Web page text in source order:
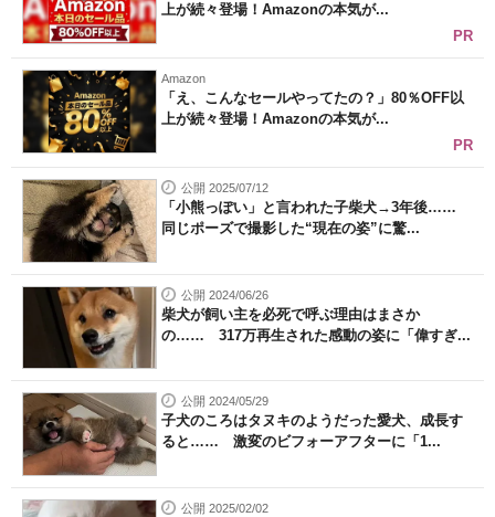
上が続々登場！Amazonの本気が...
PR
Amazon
「え、こんなセールやってたの？」80％OFF以
上が続々登場！Amazonの本気が...
PR
公開 2025/07/12
「小熊っぽい」と言われた子柴犬→3年後……
同じポーズで撮影した“現在の姿”に驚...
公開 2024/06/26
柴犬が飼い主を必死で呼ぶ理由はまさか
の…… 317万再生された感動の姿に「偉すぎ...
公開 2024/05/29
子犬のころはタヌキのようだった愛犬、成長す
ると…… 激変のビフォーアフターに「1...
公開 2025/02/02